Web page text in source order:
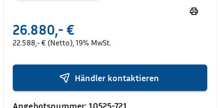
26.880,- €
22.588,- € (Netto), 19% MwSt.
Händler kontaktieren
Angebotsnummer:10525-721